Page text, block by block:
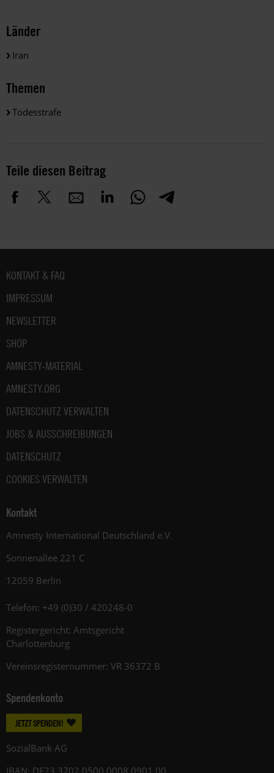
Länder
Iran
Themen
Todesstrafe
Teile diesen Beitrag
Fußbereich
KONTAKT & FAQ
IMPRESSUM
NEWSLETTER
SHOP
AMNESTY-MATERIAL
AMNESTY.ORG
DATENSCHUTZ VERWALTEN
JOBS & AUSSCHREIBUNGEN
DATENSCHUTZ
COOKIES VERWALTEN
Kontakt
Amnesty International Deutschland e.V.
Sonnenallee 221 C
12059 Berlin
Telefon: +49 (0)30 / 420248-0
Registergericht: Amtsgericht
Charlottenburg
Vereinsregisternummer: VR 36372 B
Spendenkonto
JETZT SPENDEN!
SozialBank AG
IBAN: DE23 3702 0500 0008 0901 00